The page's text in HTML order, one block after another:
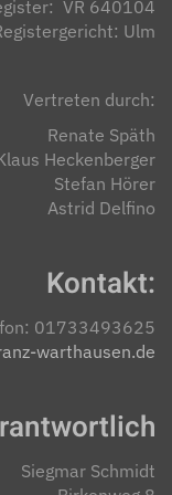
VR 640104
Ulm
Vertreten durch:
Renate Späth
Heckenberger
Stefan Hörer
Astrid Delfino
Kontakt:
01733493625
warthausen.de
Siegmar Schmidt